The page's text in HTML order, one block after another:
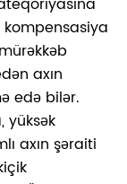
axın
edə bilər.
yüksək
axın şəraiti